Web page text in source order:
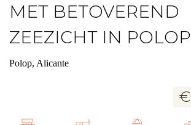
MET BETOVEREND
ZEEZICHT IN POLOP
Polop, Alicante